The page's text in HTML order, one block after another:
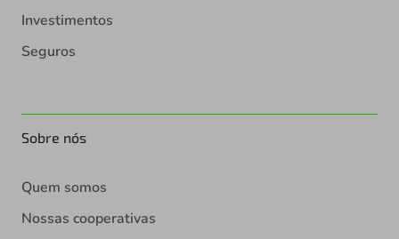
Investimentos
Seguros
Sobre nós
Quem somos
Nossas cooperativas